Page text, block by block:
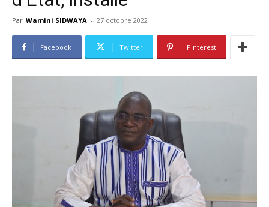
Par Wamini SIDWAYA - 27 octobre 2022
Facebook Twitter Pinterest